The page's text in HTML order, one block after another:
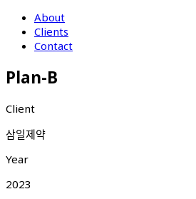
About
Clients
Contact
Plan-B
Client
삼일제약
Year
2023